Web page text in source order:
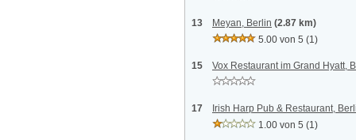
13 Meyan, Berlin (2.87 km)
5.00 von 5 (1)
15 Vox Restaurant im Grand Hyatt,
17
Irish Harp Pub & Restaurant,
1.00 von 5 (1)